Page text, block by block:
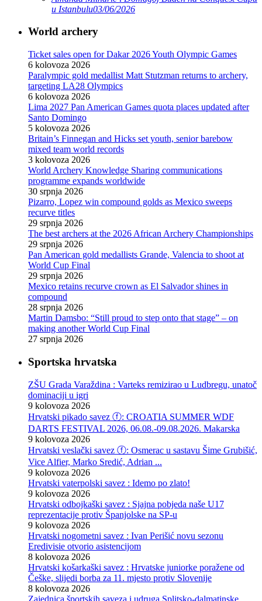
u Istanbulu03/06/2026
World archery
Ticket sales open for Dakar 2026 Youth Olympic Games
6 kolovoza 2026
Paralympic gold medallist Matt Stutzman returns to archery,
targeting LA28 Olympics
6 kolovoza 2026
Lima 2027 Pan American Games quota places updated after
Santo Domingo
5 kolovoza 2026
Britain’s Finnegan and Hicks set youth, senior barebow
mixed team world records
3 kolovoza 2026
World Archery Knowledge Sharing communications
programme expands worldwide
30 srpnja 2026
Pizarro, Lopez win compound golds as Mexico sweeps
recurve titles
29 srpnja 2026
The best archers at the 2026 African Archery Championships
29 srpnja 2026
Pan American gold medallists Grande, Valencia to shoot at
World Cup Final
29 srpnja 2026
Mexico retains recurve crown as El Salvador shines in
compound
28 srpnja 2026
Martin Damsbo: “Still proud to step onto that stage” – on
making another World Cup Final
27 srpnja 2026
Sportska hrvatska
ZŠU Grada Varaždina : Varteks remizirao u Ludbregu, unatoč
dominaciji u igri
9 kolovoza 2026
Hrvatski pikado savez ⓕ: CROATIA SUMMER WDF
DARTS FESTIVAL 2026, 06.08.-09.08.2026. Makarska
9 kolovoza 2026
Hrvatski veslački savez ⓕ: Osmerac u sastavu Šime Grubišić,
Vice Alfier, Marko Sredić, Adrian ...
9 kolovoza 2026
Hrvatski vaterpolski savez : Idemo po zlato!
9 kolovoza 2026
Hrvatski odbojkaški savez : Sjajna pobjeda naše U17
reprezentacije protiv Španjolske na SP-u
9 kolovoza 2026
Hrvatski nogometni savez : Ivan Perišić novu sezonu
Eredivisie otvorio asistencijom
8 kolovoza 2026
Hrvatski košarkaški savez : Hrvatske juniorke poražene od
Češke, slijedi borba za 11. mjesto protiv Slovenije
8 kolovoza 2026
Zajednica športskih saveza i udruga Splitsko-dalmatinske